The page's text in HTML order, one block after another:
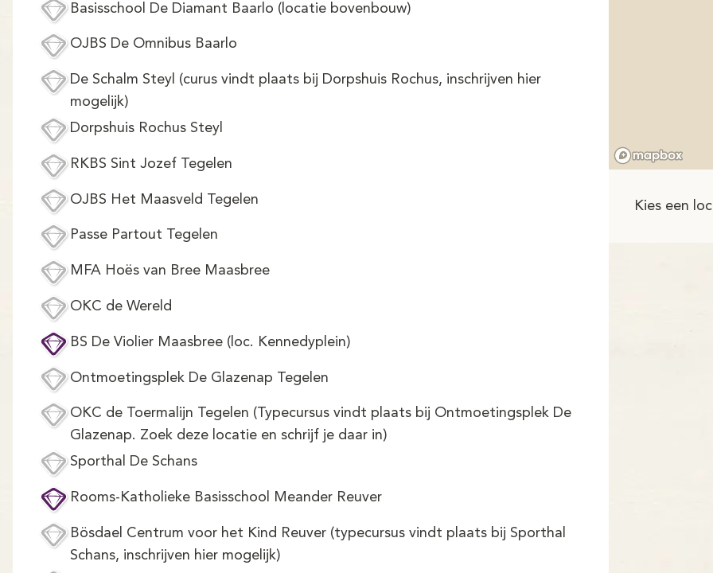
Basisschool De Diamant Baarlo (locatie bovenbouw)
OJBS De Omnibus Baarlo
De Schalm Steyl (curus vindt plaats bij Dorpshuis Rochus, inschrijven hier
mogelijk)
Dorpshuis Rochus Steyl
RKBS Sint Jozef Tegelen
OJBS Het Maasveld Tegelen
Passe Partout Tegelen
MFA Hoës van Bree Maasbree
OKC de Wereld
BS De Violier Maasbree (loc. Kennedyplein)
Ontmoetingsplek De Glazenap Tegelen
OKC de Toermalijn Tegelen (Typecursus vindt plaats bij Ontmoetingsplek De
Glazenap. Zoek deze locatie en schrijf je daar in)
Sporthal De Schans
Rooms-Katholieke Basisschool Meander Reuver
Bösdael Centrum voor het Kind Reuver (typecursus vindt plaats bij Sporthal
Schans, inschrijven hier mogelijk)
Kies een